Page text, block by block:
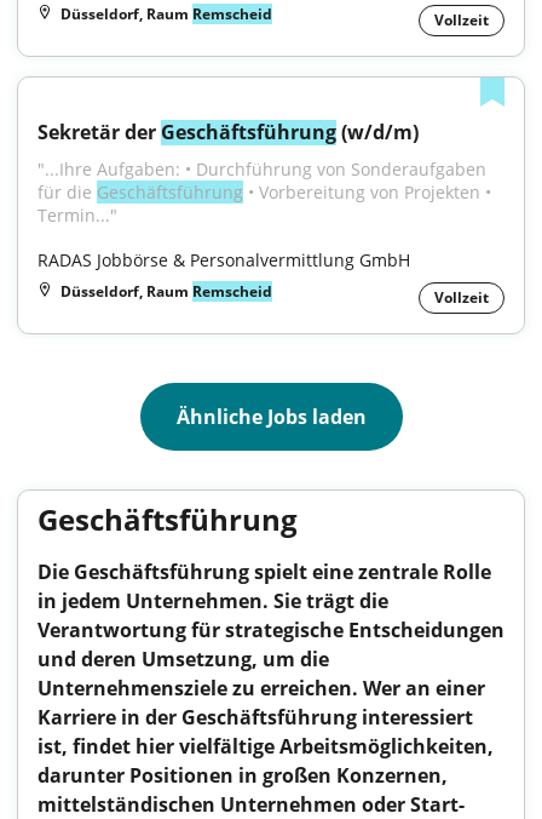
Düsseldorf, Raum Remscheid Vollzeit
Sekretär der Geschäftsführung (w/d/m)
"...Ihre Aufgaben: • Durchführung von Sonderaufgaben
für die Geschäftsführung • Vorbereitung von Projekten •
Termin..."
RADAS Jobbörse & Personalvermittlung GmbH
Düsseldorf, Raum Remscheid Vollzeit
Ähnliche Jobs laden
Geschäftsführung
Die Geschäftsführung spielt eine zentrale Rolle
in jedem Unternehmen. Sie trägt die
Verantwortung für strategische Entscheidungen
und deren Umsetzung, um die
Unternehmensziele zu erreichen. Wer an einer
Karriere in der Geschäftsführung interessiert
ist, findet hier vielfältige Arbeitsmöglichkeiten,
darunter Positionen in großen Konzernen,
mittelständischen Unternehmen oder Start-